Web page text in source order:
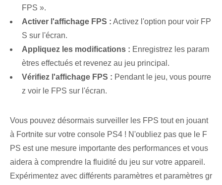
FPS ».
Activer l'affichage FPS : Activez l'option pour voir FP
S sur l'écran.
Appliquez les modifications : Enregistrez les param
ètres⁢ effectués et revenez au jeu principal.
Vérifiez l'affichage FPS : ⁢Pendant le​ jeu, vous pourre
z voir le​ FPS sur⁤ l'écran.
Vous pouvez désormais surveiller les FPS tout en jouant
à Fortnite sur votre console PS4 ! N'oubliez pas que le F
PS est une mesure importante des performances et vous
aidera à comprendre la fluidité du jeu sur votre appareil.
Expérimentez avec différents paramètres et paramètres gr